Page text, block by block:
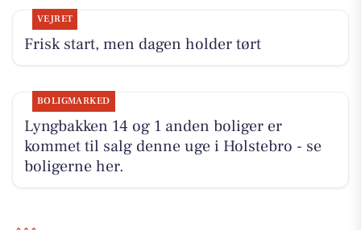
VEJRET
Frisk start, men dagen holder tørt
BOLIGMARKED
Lyngbakken 14 og 1 anden boliger er
kommet til salg denne uge i Holstebro - se
boligerne her.